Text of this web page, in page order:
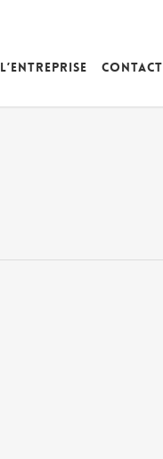
L’entreprise Contact